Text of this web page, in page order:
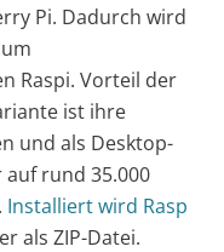
Pi. Dadurch wird
Raspi. Vorteil der
ist ihre
und als Desktop-
rund 35.000
Installiert wird Rasp
als ZIP-Datei.